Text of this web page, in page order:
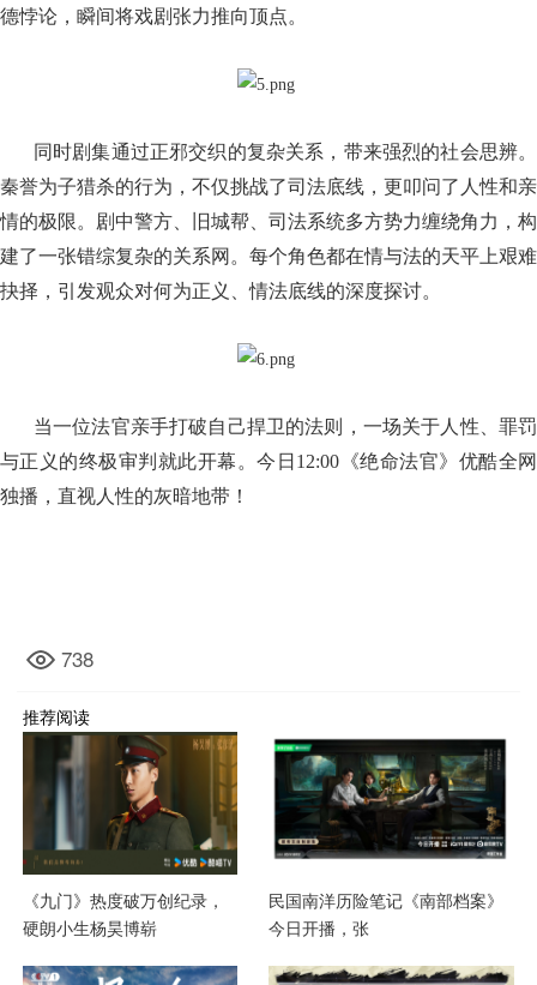
德悖论，瞬间将戏剧张力推向顶点。
同时剧集通过正邪交织的复杂关系，带来强烈的社会思辨。
秦誉为子猎杀的行为，不仅挑战了司法底线，更叩问了人性和亲
情的极限。剧中警方、旧城帮、司法系统多方势力缠绕角力，构
建了一张错综复杂的关系网。每个角色都在情与法的天平上艰难
抉择，引发观众对何为正义、情法底线的深度探讨。
当一位法官亲手打破自己捍卫的法则，一场关于人性、罪罚
与正义的终极审判就此开幕。今日12:00《绝命法官》优酷全网
独播，直视人性的灰暗地带！
738
推荐阅读
《九门》热度破万创纪录，
硬朗小生杨昊博崭
民国南洋历险笔记《南部档案》
今日开播，张